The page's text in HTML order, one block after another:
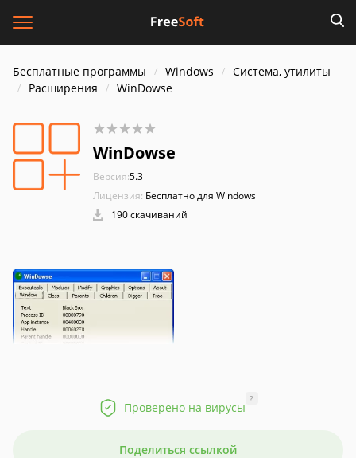
Бесплатные программы Windows
Система, утилиты
Расширения
WinDowse
WinDowse
Версия:5.3
Лицензия: Бесплатно для Windows
190 скачиваний
Проверено на вирусы
?
Поделиться ссылкой